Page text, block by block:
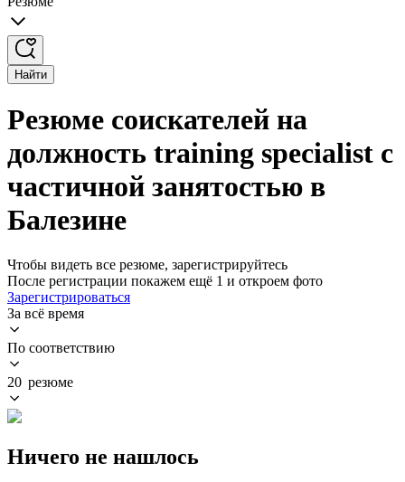
Найти
Резюме соискателей на
должность training specialist с
частичной занятостью в
Балезине
Чтобы видеть все резюме, зарегистрируйтесь
После регистрации покажем ещё 1 и откроем фото
Зарегистрироваться
За всё время
По соответствию
20 резюме
Ничего не нашлось